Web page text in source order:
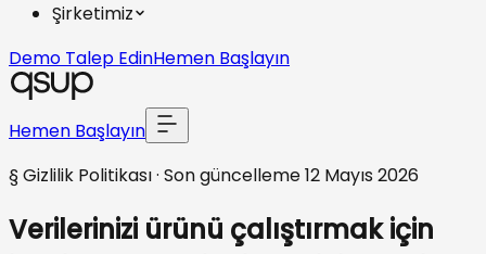
Şirketimiz
Demo Talep EdinHemen Başlayın
Hemen Başlayın
§ Gizlilik Politikası · Son güncelleme12 Mayıs 2026
Verilerinizi ürünü çalıştırmak için